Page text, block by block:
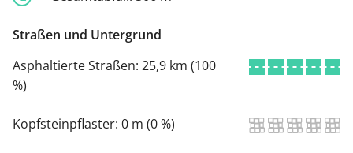
Straßen und Untergrund
Asphaltierte Straßen: 25,9 km (100
%)
Kopfsteinpflaster: 0 m (0 %)